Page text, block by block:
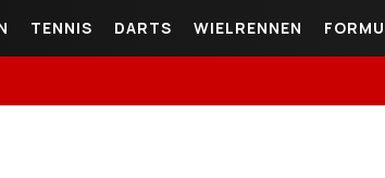
TENNIS DARTS WIELRENNEN